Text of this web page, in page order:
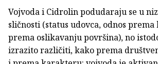
Vojvoda i Cidrolin podudaraju se u
sličnosti (status udovca, odnos
prema oslikavanju površina), no
izrazito različiti, kako prema